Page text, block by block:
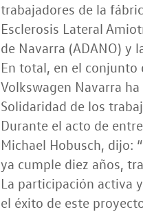
trabajadores de la
Esclerosis Lateral
de Navarra (ADANO) y
En total, en el conjunto
Volkswagen Navarra
Solidaridad de los
Durante el acto de
Michael Hobusch, dijo:
ya cumple diez años,
La participación activa
el éxito de este